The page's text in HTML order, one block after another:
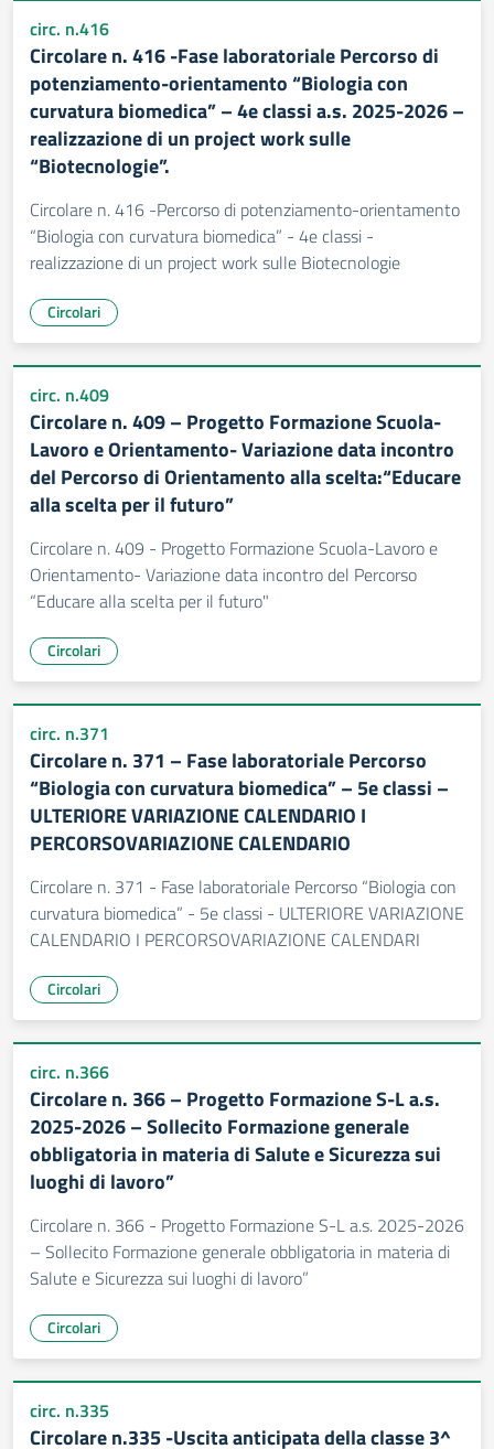
circ. n.416
Circolare n. 416 -Fase laboratoriale Percorso di
potenziamento-orientamento “Biologia con
curvatura biomedica” – 4e classi a.s. 2025-2026 –
realizzazione di un project work sulle
“Biotecnologie”.
Circolare n. 416 -Percorso di potenziamento-orientamento
“Biologia con curvatura biomedica” - 4e classi -
realizzazione di un project work sulle Biotecnologie
Circolari
circ. n.409
Circolare n. 409 – Progetto Formazione Scuola-
Lavoro e Orientamento- Variazione data incontro
del Percorso di Orientamento alla scelta:“Educare
alla scelta per il futuro”
Circolare n. 409 - Progetto Formazione Scuola-Lavoro e
Orientamento- Variazione data incontro del Percorso
“Educare alla scelta per il futuro"
Circolari
circ. n.371
Circolare n. 371 – Fase laboratoriale Percorso
“Biologia con curvatura biomedica” – 5e classi –
ULTERIORE VARIAZIONE CALENDARIO I
PERCORSOVARIAZIONE CALENDARIO
Circolare n. 371 - Fase laboratoriale Percorso “Biologia con
curvatura biomedica” - 5e classi - ULTERIORE VARIAZIONE
CALENDARIO I PERCORSOVARIAZIONE CALENDARI
Circolari
circ. n.366
Circolare n. 366 – Progetto Formazione S-L a.s.
2025-2026 – Sollecito Formazione generale
obbligatoria in materia di Salute e Sicurezza sui
luoghi di lavoro”
Circolare n. 366 - Progetto Formazione S-L a.s. 2025-2026
– Sollecito Formazione generale obbligatoria in materia di
Salute e Sicurezza sui luoghi di lavoro”
Circolari
circ. n.335
Circolare n.335 -Uscita anticipata della classe 3^